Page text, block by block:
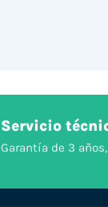
Servicio
Garantía de 3